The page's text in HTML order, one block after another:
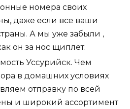
номера своих
даже если все ваши
А мы уже забыли ,
он за нос щиплет.
Уссурийск. Чем
в домашних условиях
отправку по всей
и широкий ассортимент